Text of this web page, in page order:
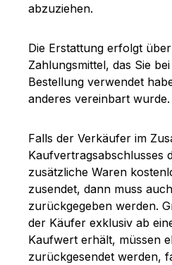
abzuziehen.
Die Erstattung erfolgt
Zahlungsmittel, das Sie
Bestellung verwendet
anderes vereinbart wurde.
Falls der Verkäufer im
Kaufvertragsabschlusses
zusätzliche Waren
zusendet, dann muss
zurückgegeben werden.
der Käufer exklusiv ab
Kaufwert erhält, müssen
zurückgesendet werden,